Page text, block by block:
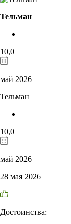
Тельман
10,0
май 2026
Тельман
10,0
май 2026
28 мая 2026
Достоинства: